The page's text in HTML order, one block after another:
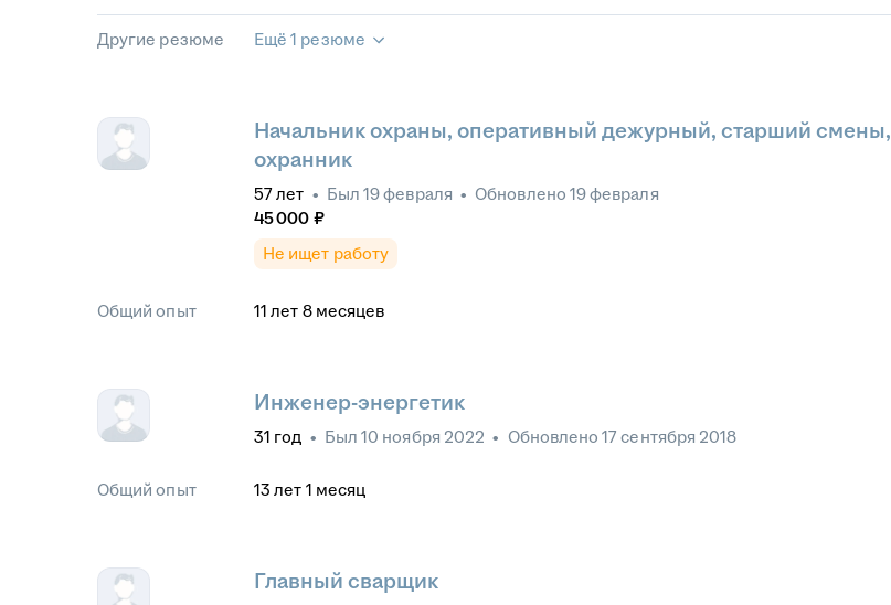
Другие резюме Ещё 1 резюме
Начальник охраны, оперативный дежурный, старший смены,
охранник
57лет • Был 19 февраля • Обновлено 19 февраля
45 000 ₽
Не ищет работу
Общий опыт 11 лет 8 месяцев
Инженер-энергетик
31 год • Был 10 ноября 2022 • Обновлено17 сентября 2018
Общий опыт 13 лет 1 месяц
Главный сварщик